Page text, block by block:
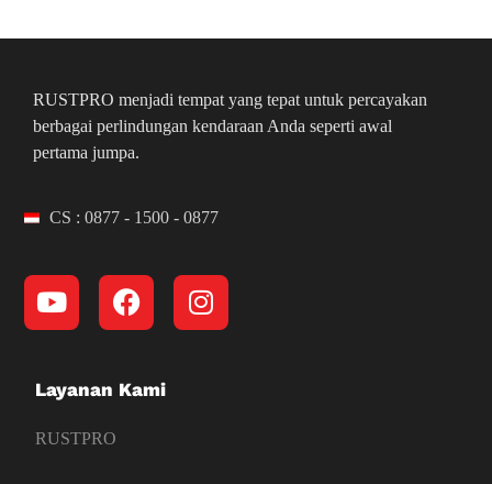
RUSTPRO menjadi tempat yang tepat untuk percayakan
berbagai perlindungan kendaraan Anda seperti awal
pertama jumpa.
CS : 0877 - 1500 - 0877
Layanan Kami
RUSTPRO